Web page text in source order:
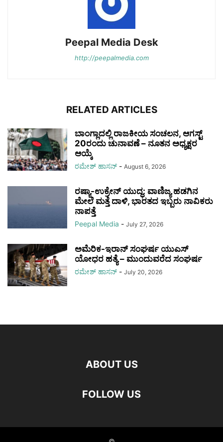
Peepal Media Desk
http://peepalmedia.com
RELATED ARTICLES
ಬಾಂಗ್ಲಾದಲ್ಲಿ ರಾಜಕೀಯ ಸಂಚಲನ, ಆಗಸ್ಟ್
20ರಂದು ಚುನಾವಣೆ – ನೂತನ ಅಧ್ಯಕ್ಷರ
ಆಯ್ಕೆ
ರಮೇಶ್‌ ಹಾಸನ್‌ - August 6, 2026
ರಷ್ಯಾ-ಉಕ್ರೇನ್ ಯುದ್ಧ: ವಾಣಿಜ್ಯ ಹಡಗಿನ
ಮೇಲೆ ಮತ್ತೆ ದಾಳಿ, ಭಾರತದ ಇಬ್ಬರು ನಾವಿಕರು
ನಾಪತ್ತೆ
Peepal Media - July 27, 2026
ಅಮೆರಿಕ-ಇರಾನ್ ಸಂಘರ್ಷ ಯುಎಸ್
ಯೋಧರ ಹತ್ಯೆ – ಮುಂದುವರೆದ ಸಂಘರ್ಷ
ರಮೇಶ್‌ ಹಾಸನ್‌ - July 20, 2026
ABOUT US
FOLLOW US